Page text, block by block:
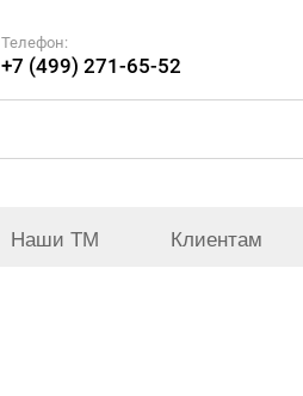
Телефон:
+7 (499) 271-65-52
Наши ТМ Клиентам